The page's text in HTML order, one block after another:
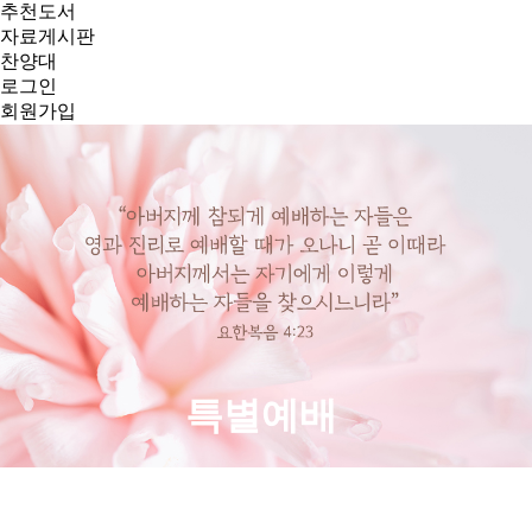
추천도서
자료게시판
찬양대
로그인
회원가입
특별예배